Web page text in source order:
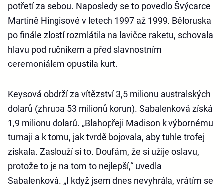
potřetí za sebou. Naposledy se to povedlo Švýcarce
Martině Hingisové v letech 1997 až 1999. Běloruska
po finále zlostí rozmlátila na lavičce raketu, schovala
hlavu pod ručníkem a před slavnostním
ceremoniálem opustila kurt.
Keysová obdrží za vítězství 3,5 milionu australských
dolarů (zhruba 53 milionů korun). Sabalenková získá
1,9 milionu dolarů. „Blahopřeji Madison k výbornému
turnaji a k tomu, jak tvrdě bojovala, aby tuhle trofej
získala. Zaslouží si to. Doufám, že si užije oslavu,
protože to je na tom to nejlepší,“ uvedla
Sabalenková. „I když jsem dnes nevyhrála, vrátím se